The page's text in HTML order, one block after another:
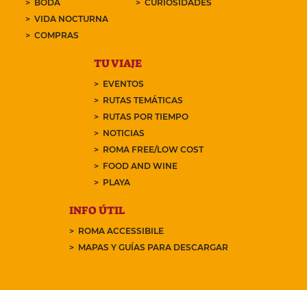
BODA
VIDA NOCTURNA
COMPRAS
CURIOSIDADES
TU VIAJE
EVENTOS
RUTAS TEMÁTICAS
RUTAS POR TIEMPO
NOTICIAS
ROMA FREE/LOW COST
FOOD AND WINE
PLAYA
INFO ÚTIL
ROMA ACCESSIBILE
MAPAS Y GUÍAS PARA DESCARGAR